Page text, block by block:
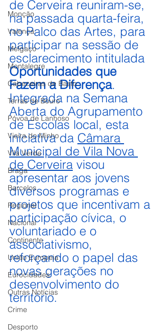
Monção
Valença
Melgaço
Montalegre
Cabeceiras de Basto
Terras de Bouro
Póvoa de Lanhoso
Vieira do Minho
Vila Verde
Braga
Barcelos
Regional
Nacional
Continente
União Europeia
Eurocidades
Outras Notícias
Crime
Desporto
de Cerveira reuniram-se,
na passada quarta-feira,
no Palco das Artes, para
participar na sessão de
esclarecimento intitulada
Oportunidades que
Fazem a Diferença.
Integrada na Semana
Aberta do Agrupamento
de Escolas local, esta
iniciativa da Câmara
Municipal de Vila Nova
de Cerveira visou
apresentar aos jovens
diversos programas e
projetos que incentivam a
participação cívica, o
voluntariado e o
associativismo,
reforçando o papel das
novas gerações no
desenvolvimento do
território.